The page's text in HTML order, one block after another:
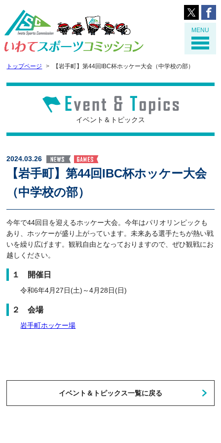
MENU
トップページ 【岩手町】第44回IBC杯ホッケー大会（中学校の部）
イベント＆トピックス
2024.03.26
【岩手町】第44回IBC杯ホッケー大会
（中学校の部）
今年で44回目を迎えるホッケー大会。今年はパリオリンピックも
あり、ホッケーが盛り上がっています。未来ある選手たちが熱い戦
いを繰り広げます。観戦自由となっておりますので、ぜひ観戦にお
越しください。
１ 開催日
令和6年4月27日(土)～4月28日(日)
２ 会場
岩手町ホッケー場
イベント＆トピックス一覧に戻る